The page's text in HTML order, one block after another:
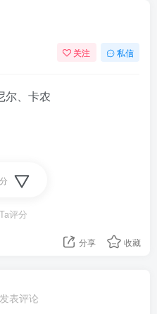
关注 私信
尔、卡农
评分
分享 收藏
表评论